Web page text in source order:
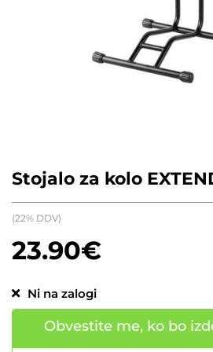
Stojalo za kolo
23.90€
(22% DDV)
Ni na zalogi
Obvestite me, ko bo